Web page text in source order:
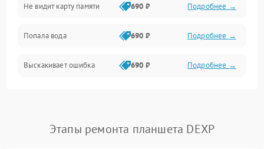
Связь
Разговор (микрофон, динамик)
Перегрев и нестабильная работа
Сеть и интернет
Не видит карту памяти 690 ₽ Подробнее →
Попала вода 690 ₽ Подробнее →
Выскакивает ошибка 690 ₽ Подробнее →
Этапы ремонта планшета DEXP